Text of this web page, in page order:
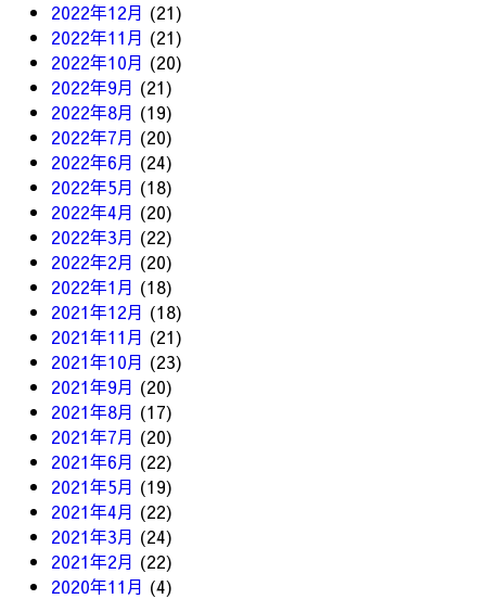
2022年12月 (21)
2022年11月 (21)
2022年10月 (20)
2022年9月 (21)
2022年8月 (19)
2022年7月 (20)
2022年6月 (24)
2022年5月 (18)
2022年4月 (20)
2022年3月 (22)
2022年2月 (20)
2022年1月 (18)
2021年12月 (18)
2021年11月 (21)
2021年10月 (23)
2021年9月 (20)
2021年8月 (17)
2021年7月 (20)
2021年6月 (22)
2021年5月 (19)
2021年4月 (22)
2021年3月 (24)
2021年2月 (22)
2020年11月 (4)